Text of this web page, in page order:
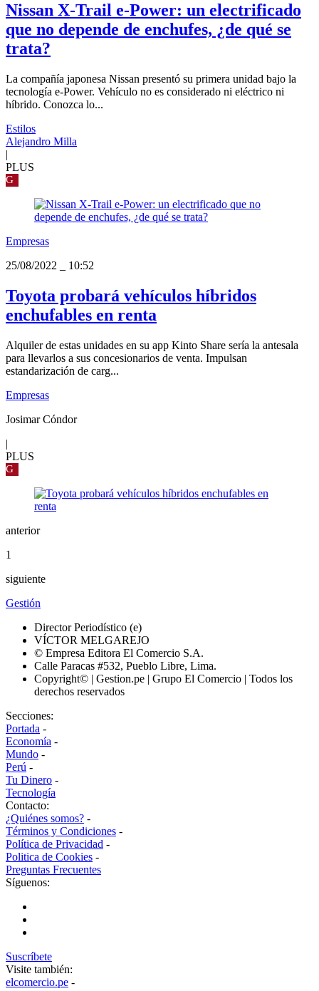
Nissan X-Trail e-Power: un electrificado
que no depende de enchufes, ¿de qué se
trata?
La compañía japonesa Nissan presentó su primera unidad bajo la
tecnología e-Power. Vehículo no es considerado ni eléctrico ni
híbrido. Conozca lo...
Estilos
Alejandro Milla
|
PLUS
G
Empresas
25/08/2022
10:52
Toyota probará vehículos híbridos
enchufables en renta
Alquiler de estas unidades en su app Kinto Share sería la antesala
para llevarlos a sus concesionarios de venta. Impulsan
estandarización de carg...
Empresas
Josimar Cóndor
|
PLUS
G
anterior
1
siguiente
Gestión
Director Periodístico (e)
VÍCTOR MELGAREJO
© Empresa Editora El Comercio S.A.
Calle Paracas #532, Pueblo Libre, Lima.
Copyright© | Gestion.pe | Grupo El Comercio | Todos los
derechos reservados
Secciones:
Portada -
Economía -
Mundo -
Perú -
Tu Dinero -
Tecnología
Contacto:
¿Quiénes somos? -
Términos y Condiciones -
Política de Privacidad -
Politica de Cookies -
Preguntas Frecuentes
Síguenos:
Suscríbete
Visite también:
elcomercio.pe -